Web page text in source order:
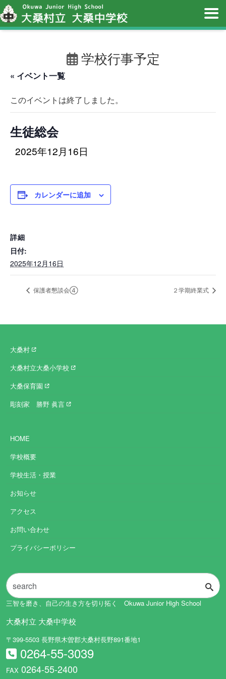
学校行事予定
« イベント一覧
このイベントは終了しました。
生徒総会
2025年12月16日
カレンダーに追加
詳細
日付:
2025年12月16日
保護者懇談会➃ ２学期終業式
大桑村
大桑村立大桑小学校
大桑保育園
彫刻家 勝野 眞言
HOME
学校概要
学校生活・授業
お知らせ
アクセス
お問い合わせ
プライバシーポリシー
三智を磨き、自己の生き方を切り拓く Okuwa Junior High School
大桑村立 大桑中学校
〒399-5503 長野県木曽郡大桑村長野891番地1
0264-55-3039
FAX 0264-55-2400